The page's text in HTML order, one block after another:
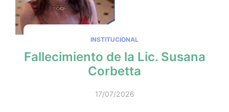
INSTITUCIONAL
Fallecimiento de la Lic. Susana
Corbetta
17/07/2026